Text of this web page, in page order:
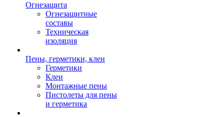
Огнезащита
Огнезащитные
составы
Техническая
изоляция
Пены, герметики, клеи
Герметики
Клеи
Монтажные пены
Пистолеты для пены
и герметика